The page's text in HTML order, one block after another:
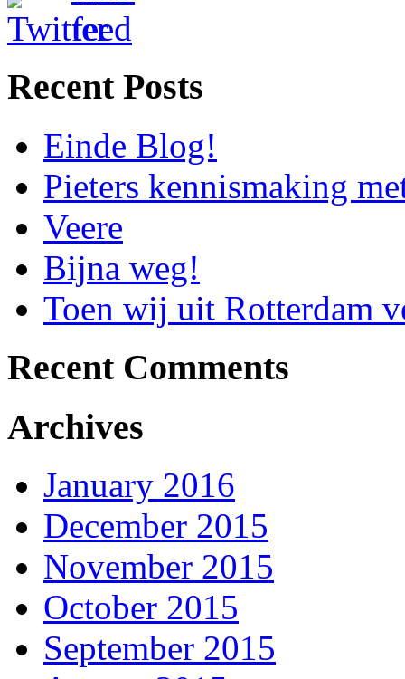
Recent Posts
Einde Blog!
Pieters kennismaking
Veere
Bijna weg!
Toen wij uit
Recent Comments
Archives
January 2016
December 2015
November 2015
October 2015
September 2015